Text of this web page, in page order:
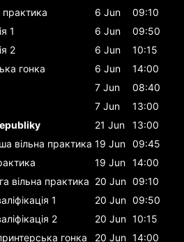
практика 6 Jun
09:10
1 6 Jun
09:50
2 6 Jun
10:15
гонка 6 Jun
14:00
7 Jun
08:40
7 Jun
13:00
21 Jun
13:00
вільна практика 19 Jun 09:45
19 Jun 14:00
вільна практика 20 Jun 09:10
1 20 Jun 09:50
2 20 Jun 10:15
гонка 20 Jun 14:00